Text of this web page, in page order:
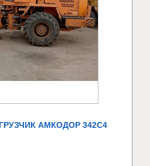
АМКОДОР 342C4